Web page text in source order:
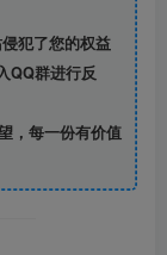
犯了您的权益
QQ群进行反
，每一份有价值